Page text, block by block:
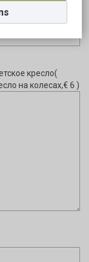
кресло(
на колесах,€ 6 )